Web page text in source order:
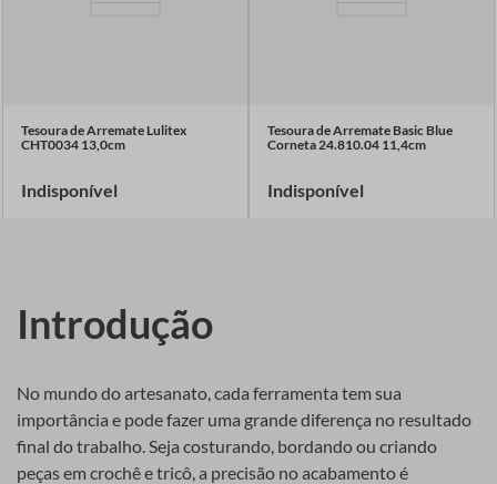
Tesoura de Arremate Lulitex
CHT0034 13,0cm
Indisponível
Tesoura de Arremate Basic Blue
Corneta 24.810.04 11,4cm
Indisponível
Introdução
No mundo do artesanato, cada ferramenta tem sua
importância e pode fazer uma grande diferença no resultado
final do trabalho. Seja costurando, bordando ou criando
peças em crochê e tricô, a precisão no acabamento é